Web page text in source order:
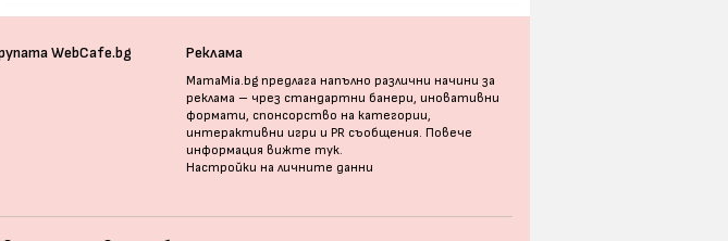
WebCafe.bg Реклама
MamaMia.bg предлага напълно различни начини за
реклама – чрез стандартни банери, иновативни
формати, спонсорство на категории,
интерактивни игри и PR съобщения. Повече
информация вижте тук.
Настройки на личните данни